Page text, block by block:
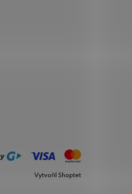
Vytvořil Shoptet